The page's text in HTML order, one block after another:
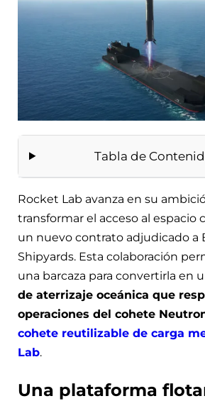
Tabla de
Rocket Lab avanza en su
transformar el acceso al espacio
un nuevo contrato adjudicado a
Shipyards. Esta colaboración
una barcaza para convertirla en
de aterrizaje oceánica que
operaciones del cohete
cohete reutilizable de carga
Lab.
Una plataforma